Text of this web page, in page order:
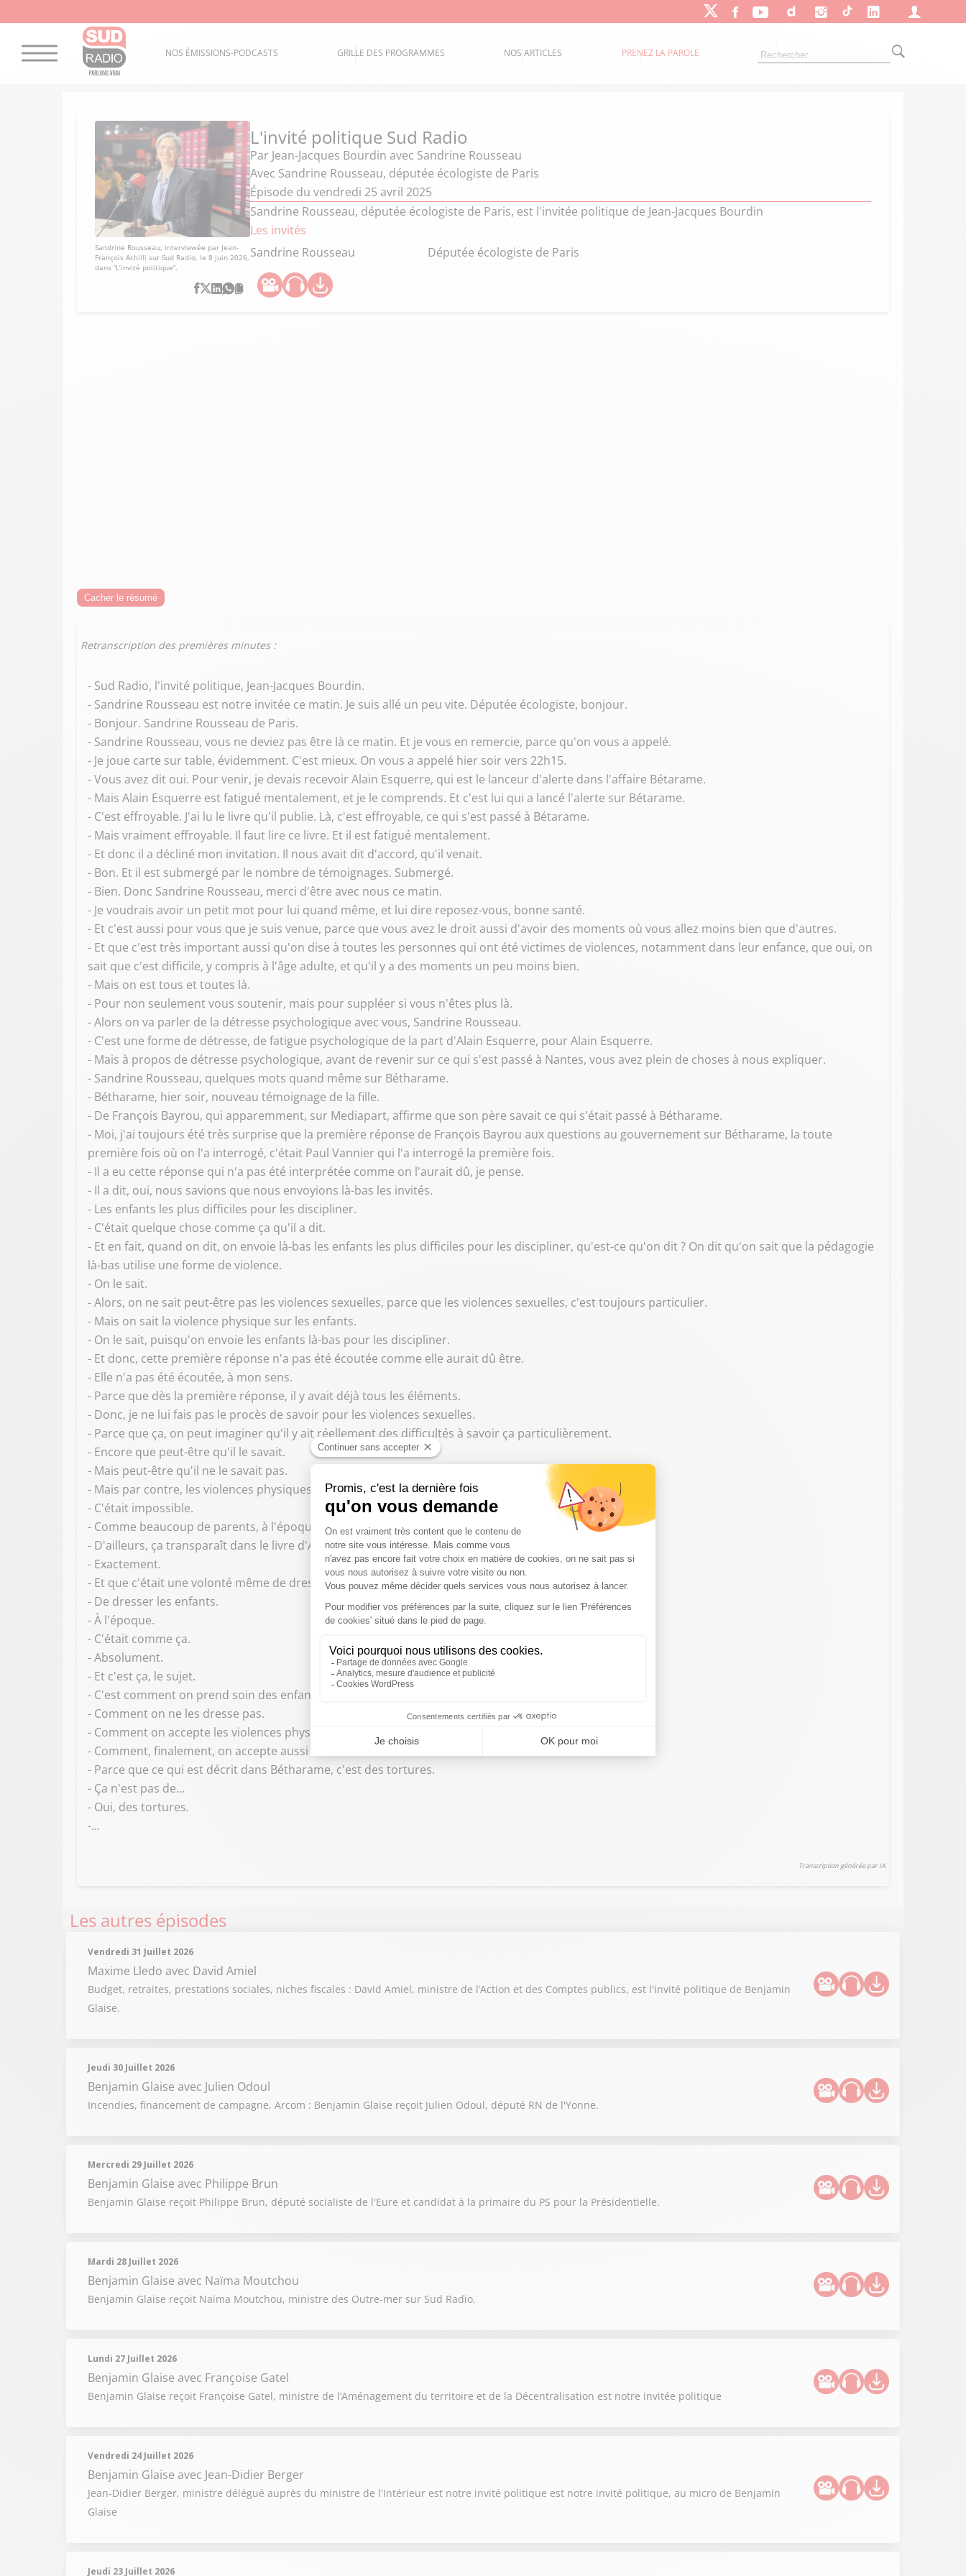
NOS ÉMISSIONS-PODCASTS GRILLE DES PROGRAMMES NOS ARTICLES PRENEZ LA PAROLE
Sandrine Rousseau, interviewée par Jean-
François Achilli sur Sud Radio, le 8 juin 2026,
dans “L’invité politique”.
L'invité politique Sud Radio
Par Jean-Jacques Bourdin avec Sandrine Rousseau
Avec Sandrine Rousseau, députée écologiste de Paris
Épisode du vendredi 25 avril 2025
Sandrine Rousseau, députée écologiste de Paris, est l'invitée politique de Jean-Jacques Bourdin
Les invités
Sandrine Rousseau
Députée écologiste de Paris
Cacher le résumé
Retranscription des premières minutes :
- Sud Radio, l'invité politique, Jean-Jacques Bourdin.
- Sandrine Rousseau est notre invitée ce matin. Je suis allé un peu vite. Députée écologiste, bonjour.
- Bonjour. Sandrine Rousseau de Paris.
- Sandrine Rousseau, vous ne deviez pas être là ce matin. Et je vous en remercie, parce qu'on vous a appelé.
- Je joue carte sur table, évidemment. C'est mieux. On vous a appelé hier soir vers 22h15.
- Vous avez dit oui. Pour venir, je devais recevoir Alain Esquerre, qui est le lanceur d'alerte dans l'affaire Bétarame.
- Mais Alain Esquerre est fatigué mentalement, et je le comprends. Et c'est lui qui a lancé l'alerte sur Bétarame.
- C'est effroyable. J'ai lu le livre qu'il publie. Là, c'est effroyable, ce qui s'est passé à Bétarame.
- Mais vraiment effroyable. Il faut lire ce livre. Et il est fatigué mentalement.
- Et donc il a décliné mon invitation. Il nous avait dit d'accord, qu'il venait.
- Bon. Et il est submergé par le nombre de témoignages. Submergé.
- Bien. Donc Sandrine Rousseau, merci d'être avec nous ce matin.
- Je voudrais avoir un petit mot pour lui quand même, et lui dire reposez-vous, bonne santé.
- Et c'est aussi pour vous que je suis venue, parce que vous avez le droit aussi d'avoir des moments où vous allez moins bien que d'autres.
- Et que c'est très important aussi qu'on dise à toutes les personnes qui ont été victimes de violences, notamment dans leur enfance, que oui, on
sait que c'est difficile, y compris à l'âge adulte, et qu'il y a des moments un peu moins bien.
- Mais on est tous et toutes là.
- Pour non seulement vous soutenir, mais pour suppléer si vous n'êtes plus là.
- Alors on va parler de la détresse psychologique avec vous, Sandrine Rousseau.
- C'est une forme de détresse, de fatigue psychologique de la part d'Alain Esquerre, pour Alain Esquerre.
- Mais à propos de détresse psychologique, avant de revenir sur ce qui s'est passé à Nantes, vous avez plein de choses à nous expliquer.
- Sandrine Rousseau, quelques mots quand même sur Bétharame.
- Bétharame, hier soir, nouveau témoignage de la fille.
- De François Bayrou, qui apparemment, sur Mediapart, affirme que son père savait ce qui s'était passé à Bétharame.
- Moi, j'ai toujours été très surprise que la première réponse de François Bayrou aux questions au gouvernement sur Bétharame, la toute
première fois où on l'a interrogé, c'était Paul Vannier qui l'a interrogé la première fois.
- Il a eu cette réponse qui n'a pas été interprétée comme on l'aurait dû, je pense.
- Il a dit, oui, nous savions que nous envoyions là-bas les invités.
- Les enfants les plus difficiles pour les discipliner.
- C'était quelque chose comme ça qu'il a dit.
- Et en fait, quand on dit, on envoie là-bas les enfants les plus difficiles pour les discipliner, qu'est-ce qu'on dit ? On dit qu'on sait que la pédagogie
là-bas utilise une forme de violence.
- On le sait.
- Alors, on ne sait peut-être pas les violences sexuelles, parce que les violences sexuelles, c'est toujours particulier.
- Mais on sait la violence physique sur les enfants.
- On le sait, puisqu'on envoie les enfants là-bas pour les discipliner.
- Et donc, cette première réponse n'a pas été écoutée comme elle aurait dû être.
- Elle n'a pas été écoutée, à mon sens.
- Parce que dès la première réponse, il y avait déjà tous les éléments.
- Donc, je ne lui fais pas le procès de savoir pour les violences sexuelles.
- Parce que ça, on peut imaginer qu'il y ait réellement des difficultés à savoir ça particulièrement.
- Encore que peut-être qu'il le savait.
- Mais peut-être qu'il ne le savait pas.
- Mais par contre, les violences physiques, il ne pouvait pas les ignorer.
- C'était impossible.
- Comme beaucoup de parents, à l'époque, ne les ignoraient pas.
- D'ailleurs, ça transparaît dans le livre d'Alain Esquerre.
- Exactement.
- Et que c'était une volonté même de dresser les enfants.
- De dresser les enfants.
- À l'époque.
- C'était comme ça.
- Absolument.
- Et c'est ça, le sujet.
- C'est comment on prend soin des enfants.
- Comment on ne les dresse pas.
- Comment on accepte les violences physiques sur les enfants.
- Comment, finalement, on accepte aussi des tortures sur les enfants.
- Parce que ce qui est décrit dans Bétharame, c'est des tortures.
- Ça n'est pas de...
- Oui, des tortures.
-...
Transcription générée par IA
Les autres épisodes
Vendredi 31 Juillet 2026
Maxime Lledo avec David Amiel
Budget, retraites, prestations sociales, niches fiscales : David Amiel, ministre de l’Action et des Comptes publics, est l'invité politique de Benjamin
Glaise.
Jeudi 30 Juillet 2026
Benjamin Glaise avec Julien Odoul
Incendies, financement de campagne, Arcom : Benjamin Glaise reçoit Julien Odoul, député RN de l'Yonne.
Mercredi 29 Juillet 2026
Benjamin Glaise avec Philippe Brun
Benjamin Glaise reçoit Philippe Brun, député socialiste de l'Eure et candidat à la primaire du PS pour la Présidentielle.
Mardi 28 Juillet 2026
Benjamin Glaise avec Naïma Moutchou
Benjamin Glaise reçoit Naïma Moutchou, ministre des Outre-mer sur Sud Radio.
Lundi 27 Juillet 2026
Benjamin Glaise avec Françoise Gatel
Benjamin Glaise reçoit Françoise Gatel, ministre de l’Aménagement du territoire et de la Décentralisation est notre invitée politique
Vendredi 24 Juillet 2026
Benjamin Glaise avec Jean-Didier Berger
Jean-Didier Berger, ministre délégué auprès du ministre de l'Intérieur est notre invité politique est notre invité politique, au micro de Benjamin
Glaise
Jeudi 23 Juillet 2026